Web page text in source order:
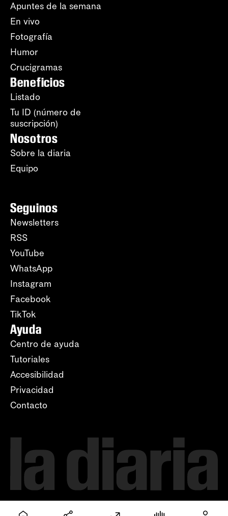
Apuntes de la semana
En vivo
Fotografía
Humor
Crucigramas
Beneficios
Listado
Tu ID (número de
suscripción)
Nosotros
Sobre la diaria
Equipo
Seguinos
Newsletters
RSS
YouTube
WhatsApp
Instagram
Facebook
TikTok
Ayuda
Centro de ayuda
Tutoriales
Accesibilidad
Privacidad
Contacto